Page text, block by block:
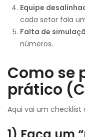
Equipe
cada setor fala
Falta de
números.
Como se
prático
Aqui vai um